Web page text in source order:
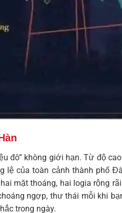
đô” không giới hạn. Từ độ
lệ của toàn cảnh thành phố
mặt thoáng, hai logia rộng
ngợp, thư thái mỗi khi
trong ngày.